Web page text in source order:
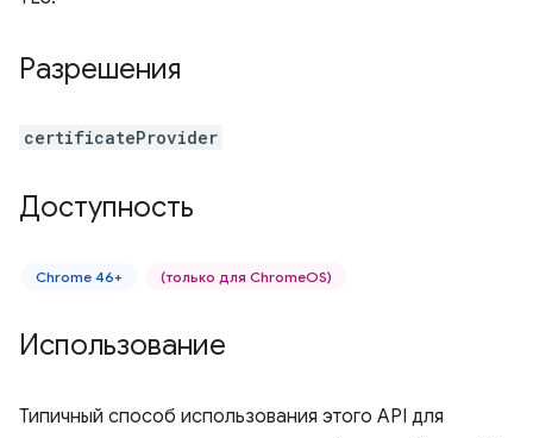
Разрешения
certificateProvider
Доступность
Chrome 46+ (только для ChromeOS)
Использование
Типичный способ использования этого API для